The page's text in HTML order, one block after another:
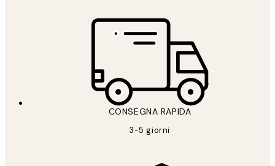
CONSEGNA RAPIDA
3-5 giorni